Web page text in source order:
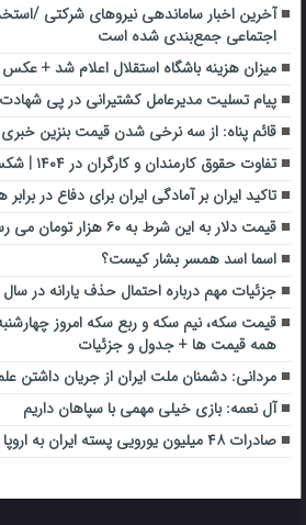
آخرین اخبار ساماندهی نیرو‌های شرکتی /
اجتماعی جمع‌بندی شده است
میزان هزینه باشگاه استقلال اعلام شد + عکس
پیام تسلیت مدیرعامل کشتیرانی در پی
قائم پناه: از سه نرخی شدن قیمت بنزین خبری
تفاوت حقوق کارمندان و کارگران در ۱۴۰۴ | شکست تلخ کارکنان دولت !
تاکید ایران بر آمادگی ایران برای دفاع در
قیمت دلار به این شرط به ۶۰ هزار تومان می رسد / پیش بینی بازار ارز
اسما اسد همسر بشار کیست؟
جزئیات مهم درباره احتمال حذف یارانه در سال ۱۴۰۳
همه قیمت ها + جدول و جزئیات
مردانی: دشمنان ملت ایران از جریان داشتن
آل نعمه: بازی خیلی مهمی با سپاهان داریم
صادرات ۴۸ میلیون یورویی پسته ایران به اروپا در نیمه نخست۲۰۲۳